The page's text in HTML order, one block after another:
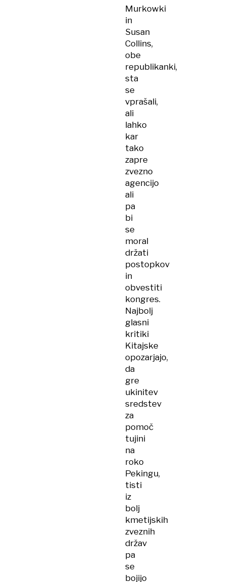
Murkowki
in
Susan
Collins,
obe
republikanki,
sta
se
vprašali,
ali
lahko
kar
tako
zapre
zvezno
agencijo
ali
pa
bi
se
moral
držati
postopkov
in
obvestiti
kongres.
Najbolj
glasni
kritiki
Kitajske
opozarjajo,
da
gre
ukinitev
sredstev
za
pomoč
tujini
na
roko
Pekingu,
tisti
iz
bolj
kmetijskih
zveznih
držav
pa
se
bojijo